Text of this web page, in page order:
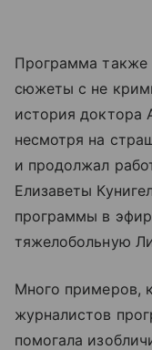
Программа также
сюжеты с не
история доктора
несмотря на
и продолжал
Елизаветы
программы в
тяжелобольную
Много примеров,
журналистов
помогала